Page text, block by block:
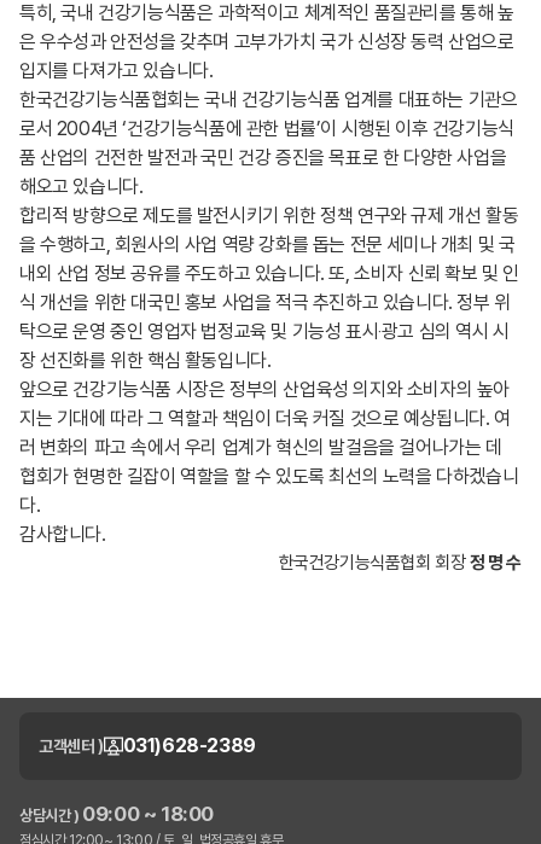
특히, 국내 건강기능식품은 과학적이고 체계적인 품질관리를 통해 높
은 우수성과 안전성을 갖추며 고부가가치 국가 신성장 동력 산업으로
입지를 다져가고 있습니다.
한국건강기능식품협회는 국내 건강기능식품 업계를 대표하는 기관으
로서 2004년 ‘건강기능식품에 관한 법률’이 시행된 이후 건강기능식
품 산업의 건전한 발전과 국민 건강 증진을 목표로 한 다양한 사업을
해오고 있습니다.
합리적 방향으로 제도를 발전시키기 위한 정책 연구와 규제 개선 활동
을 수행하고, 회원사의 사업 역량 강화를 돕는 전문 세미나 개최 및 국
내외 산업 정보 공유를 주도하고 있습니다. 또, 소비자 신뢰 확보 및 인
식 개선을 위한 대국민 홍보 사업을 적극 추진하고 있습니다. 정부 위
탁으로 운영 중인 영업자 법정교육 및 기능성 표시‧광고 심의 역시 시
장 선진화를 위한 핵심 활동입니다.
앞으로 건강기능식품 시장은 정부의 산업육성 의지와 소비자의 높아
지는 기대에 따라 그 역할과 책임이 더욱 커질 것으로 예상됩니다. 여
러 변화의 파고 속에서 우리 업계가 혁신의 발걸음을 걸어나가는 데
협회가 현명한 길잡이 역할을 할 수 있도록 최선의 노력을 다하겠습니
다.
감사합니다.
한국건강기능식품협회 회장 정 명 수
고객센터 ) 031)628-2389
상담시간 ) 09:00 ~ 18:00
점심시간 12:00~ 13:00 / 토, 일, 법정공휴일 휴무